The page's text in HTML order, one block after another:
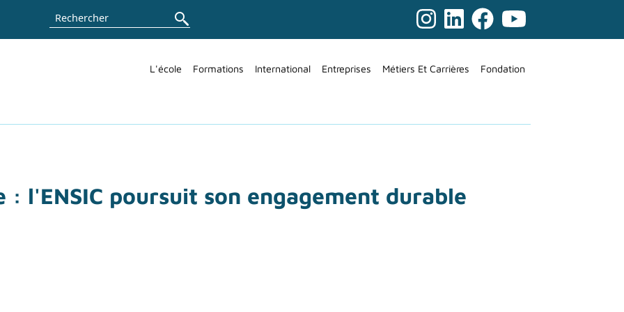
Rechercher
L'école Formations International Entreprises Métiers Et Carrières Fondation
: l'ENSIC poursuit son engagement durable